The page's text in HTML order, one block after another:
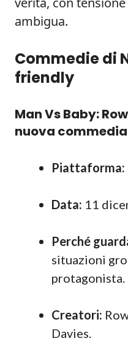
ambigua.
Commedie di
friendly
Man Vs Baby:
nuova
Piattaforma:
Data: 11
Perché
situazioni
protagonista.
Creatori:
Davies.